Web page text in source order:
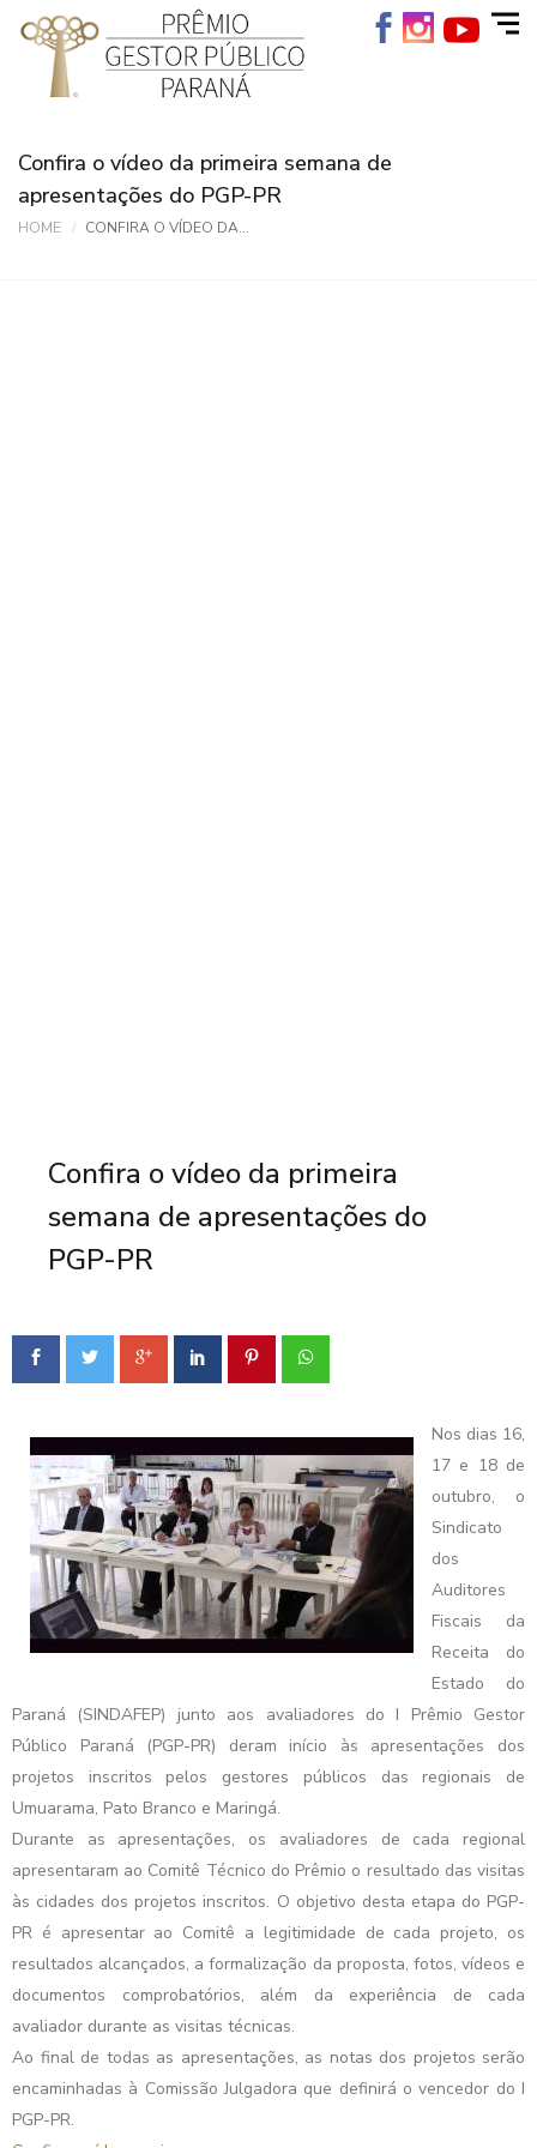
Confira o vídeo da primeira semana de
apresentações do PGP-PR
HOME CONFIRA O VÍDEO DA...
Confira o vídeo da primeira
semana de apresentações do
PGP-PR
Nos dias 16,
17 e 18 de
outubro, o
Sindicato
dos
Auditores
Fiscais da
Receita do
Estado do
Paraná (SINDAFEP) junto aos avaliadores do I Prêmio Gestor
Público Paraná (PGP-PR) deram início às apresentações dos
projetos inscritos pelos gestores públicos das regionais de
Umuarama, Pato Branco e Maringá.
Durante as apresentações, os avaliadores de cada regional
apresentaram ao Comitê Técnico do Prêmio o resultado das visitas
às cidades dos projetos inscritos. O objetivo desta etapa do PGP-
PR é apresentar ao Comitê a legitimidade de cada projeto, os
resultados alcançados, a formalização da proposta, fotos, vídeos e
documentos comprobatórios, além da experiência de cada
avaliador durante as visitas técnicas.
Ao final de todas as apresentações, as notas dos projetos serão
encaminhadas à Comissão Julgadora que definirá o vencedor do I
PGP-PR.